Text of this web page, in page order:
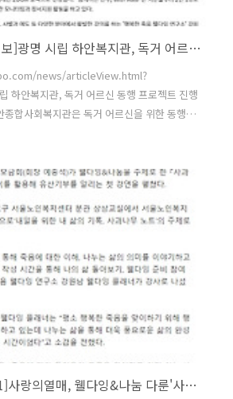
[2021. 9. 16 인천일보]광명 시립 하안복지관, 독거 어르신 동행 프로젝트 진행
news/articleView.html?
하안복지관, 독거 어르신 동행 프로젝트 진행
합사회복지관은 독거 어르신을 위한 동행 프
Mate”의 메이트 양성 및 보수교육 강좌를
[2019. 12. 23 뉴스1]사랑의열매, 웰다잉&나눔 다룬'사과나무 노트'로 유산기부 알린다